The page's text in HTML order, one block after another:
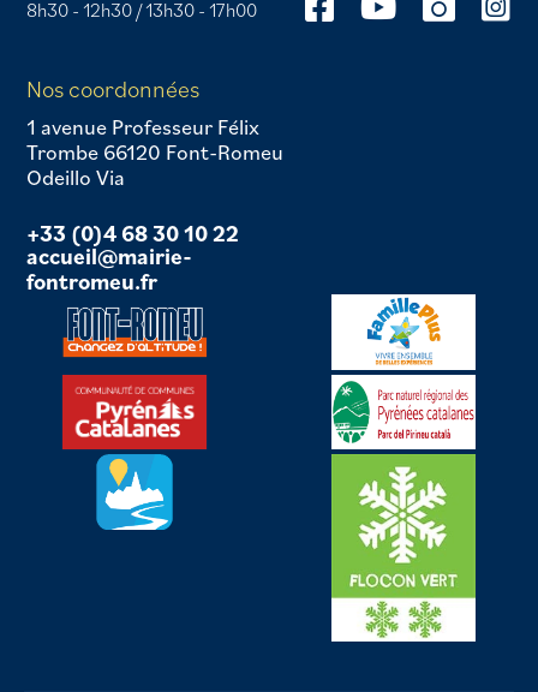
8h30 - 12h30 / 13h30 - 17h00
Nos coordonnées
1 avenue Professeur Félix
Trombe 66120 Font-Romeu
Odeillo Via
+33 (0)4 68 30 10 22
accueil@mairie-
fontromeu.fr